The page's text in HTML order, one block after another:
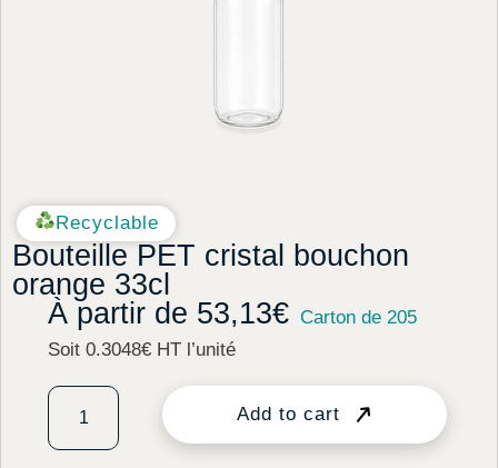
Recyclable
Bouteille PET cristal bouchon
orange 33cl
À partir de 53,13€
Soit 0.3048€ HT l’unité
Carton de 205
Add to cart